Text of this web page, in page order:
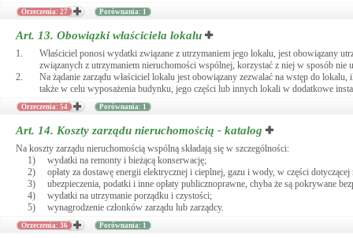
Orzeczenia: 27 Porównania: 1
Art. 13. Obowiązki właściciela lokalu
1.
Właściciel ponosi wydatki związane z utrzymaniem jego lokalu, jest obowiązany
związanych z utrzymaniem nieruchomości wspólnej, korzystać z niej w sposób nie
2.
Na żądanie zarządu właściciel lokalu jest obowiązany zezwalać na wstęp do
także w celu wyposażenia budynku, jego części lub innych lokali w dodatkowe
Orzeczenia: 54 Porównania: 1
Art. 14. Koszty zarządu nieruchomością - katalog
Na koszty zarządu nieruchomością wspólną składają się w szczególności:
1)
wydatki na remonty i bieżącą konserwację;
2)
opłaty za dostawę energii elektrycznej i cieplnej, gazu i wody, w części
3)
ubezpieczenia, podatki i inne opłaty publicznoprawne, chyba że są pokrywane
4)
wydatki na utrzymanie porządku i czystości;
5)
wynagrodzenie członków zarządu lub zarządcy.
Orzeczenia: 36 Porównania: 1